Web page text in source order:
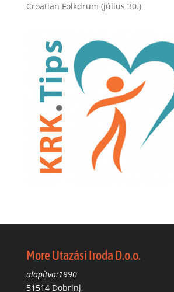
Croatian Folkdrum (július 30.)
More Utazási Iroda D.o.o.
alapítva:1990
51514 Dobrinj,